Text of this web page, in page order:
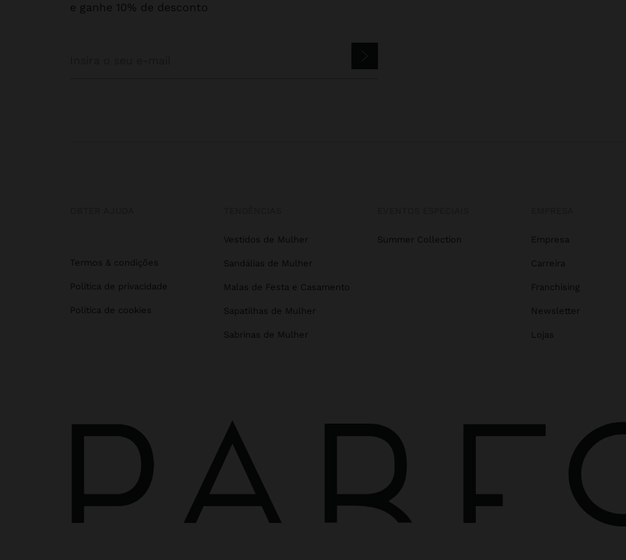
e ganhe 10% de desconto
Termos & condições
Política de privacidade
Política de cookies
Vestidos de Mulher
Sandálias de Mulher
Malas de Festa e Casamento
Sapatilhas de Mulher
Sabrinas de Mulher
Summer Collection Empresa
Carreira
Franchising
Newsletter
Lojas